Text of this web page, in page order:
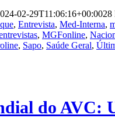
02-29T11:06:16+00:0028
, Entrevista, Med-Interna,
, MGFonline,
, Sapo, Saúde Geral,
do AVC: